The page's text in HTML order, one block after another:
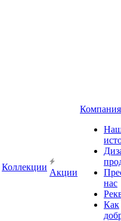
Коллекции
Акции
Компания
нас
Как